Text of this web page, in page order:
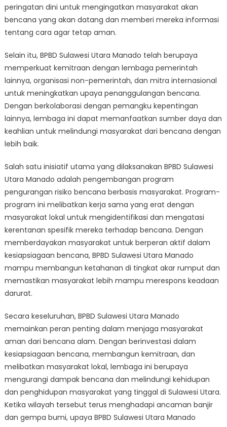
peringatan dini untuk mengingatkan masyarakat akan
bencana yang akan datang dan memberi mereka informasi
tentang cara agar tetap aman.
Selain itu, BPBD Sulawesi Utara Manado telah berupaya
memperkuat kemitraan dengan lembaga pemerintah
lainnya, organisasi non-pemerintah, dan mitra internasional
untuk meningkatkan upaya penanggulangan bencana.
Dengan berkolaborasi dengan pemangku kepentingan
lainnya, lembaga ini dapat memanfaatkan sumber daya dan
keahlian untuk melindungi masyarakat dari bencana dengan
lebih baik.
Salah satu inisiatif utama yang dilaksanakan BPBD Sulawesi
Utara Manado adalah pengembangan program
pengurangan risiko bencana berbasis masyarakat. Program-
program ini melibatkan kerja sama yang erat dengan
masyarakat lokal untuk mengidentifikasi dan mengatasi
kerentanan spesifik mereka terhadap bencana. Dengan
memberdayakan masyarakat untuk berperan aktif dalam
kesiapsiagaan bencana, BPBD Sulawesi Utara Manado
mampu membangun ketahanan di tingkat akar rumput dan
memastikan masyarakat lebih mampu merespons keadaan
darurat.
Secara keseluruhan, BPBD Sulawesi Utara Manado
memainkan peran penting dalam menjaga masyarakat
aman dari bencana alam. Dengan berinvestasi dalam
kesiapsiagaan bencana, membangun kemitraan, dan
melibatkan masyarakat lokal, lembaga ini berupaya
mengurangi dampak bencana dan melindungi kehidupan
dan penghidupan masyarakat yang tinggal di Sulawesi Utara.
Ketika wilayah tersebut terus menghadapi ancaman banjir
dan gempa bumi, upaya BPBD Sulawesi Utara Manado